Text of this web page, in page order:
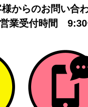
からのお問い合
業受付時間